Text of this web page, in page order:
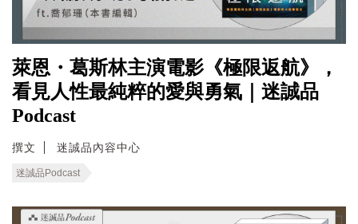
萊恩・葛斯林主演電影《極限返航》，
看見人性最純粹的愛與勇氣｜迷誠品
Podcast
撰文 迷誠品內容中心
迷誠品Podcast